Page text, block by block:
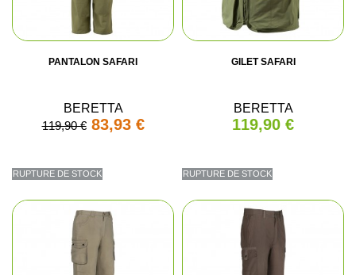
PANTALON SAFARI
BERETTA
119,90 € 83,93 €
RUPTURE DE STOCK
GILET SAFARI
BERETTA
119,90 €
RUPTURE DE STOCK